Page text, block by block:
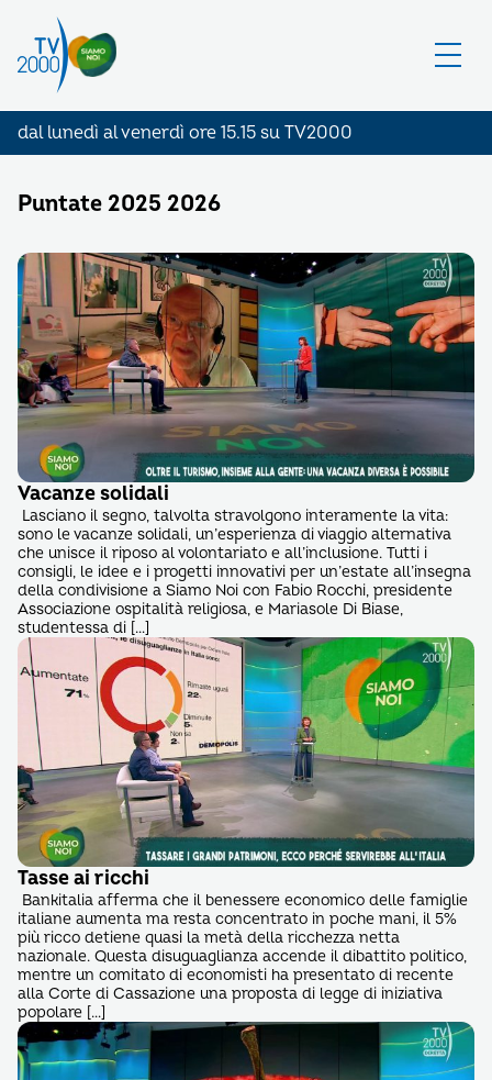
dal lunedì al venerdì ore 15.15 su TV2000
Puntate 2025 2026
Vacanze solidali
Lasciano il segno, talvolta stravolgono interamente la vita:
sono le vacanze solidali, un’esperienza di viaggio alternativa
che unisce il riposo al volontariato e all’inclusione. Tutti i
consigli, le idee e i progetti innovativi per un’estate all’insegna
della condivisione a Siamo Noi con Fabio Rocchi, presidente
Associazione ospitalità religiosa, e Mariasole Di Biase,
studentessa di […]
Tasse ai ricchi
Bankitalia afferma che il benessere economico delle famiglie
italiane aumenta ma resta concentrato in poche mani, il 5%
più ricco detiene quasi la metà della ricchezza netta
nazionale. Questa disuguaglianza accende il dibattito politico,
mentre un comitato di economisti ha presentato di recente
alla Corte di Cassazione una proposta di legge di iniziativa
popolare […]